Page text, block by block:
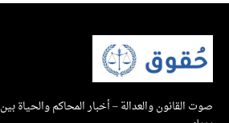
صوت القانون والعدالة – أخبار المحاكم والحياة بين